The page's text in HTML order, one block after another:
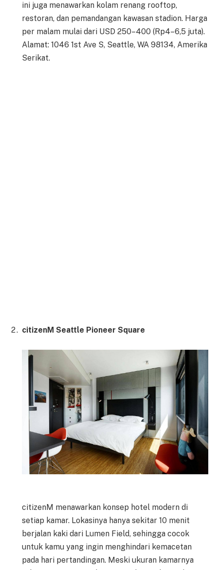
ini juga menawarkan kolam renang rooftop,
restoran, dan pemandangan kawasan stadion. Harga
per malam mulai dari USD 250–400 (Rp4–6,5 juta).
Alamat: 1046 1st Ave S, Seattle, WA 98134, Amerika
Serikat.
citizenM Seattle Pioneer Square
citizenM menawarkan konsep hotel modern di
setiap kamar. Lokasinya hanya sekitar 10 menit
berjalan kaki dari Lumen Field, sehingga cocok
untuk kamu yang ingin menghindari kemacetan
pada hari pertandingan. Meski ukuran kamarnya